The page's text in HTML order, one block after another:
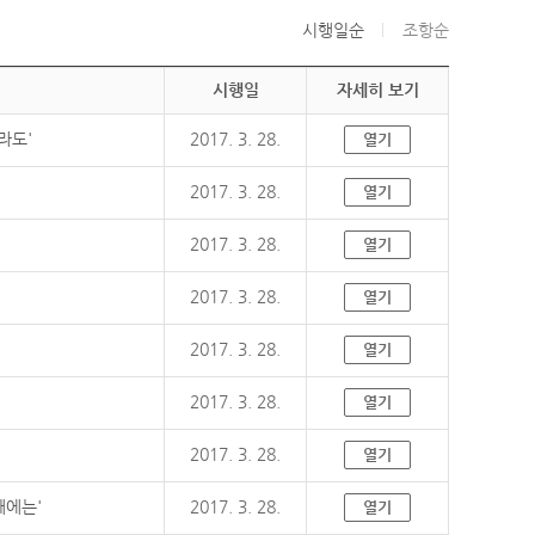
시행일순 조항순
시행일 자세히 보기
도' 2017. 3. 28. 열기
2017. 3. 28. 열기
2017. 3. 28. 열기
2017. 3. 28. 열기
2017. 3. 28. 열기
2017. 3. 28. 열기
2017. 3. 28. 열기
에는' 2017. 3. 28. 열기